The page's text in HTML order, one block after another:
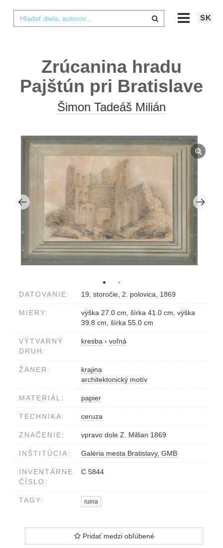
SK
Zrúcanina hradu
Pajštún pri Bratislave
Šimon Tadeáš Milián
DATOVANIE: 19. storočie, 2. polovica, 1869
MIERY:
výška 27.0 cm, šírka 41.0 cm, výška
39.8 cm, šírka 55.0 cm
VÝTVARNÝ
DRUH:
kresba › voľná
ŽÁNER:
krajina
architektonický motív
MATERIÁL: papier
TECHNIKA: ceruza
ZNAČENIE: vpravo dole Z. Millian 1869
INŠTITÚCIA: Galéria mesta Bratislavy, GMB
INVENTÁRNE
ČÍSLO:
C 5844
TAGY: ruina
Pridať medzi obľúbené